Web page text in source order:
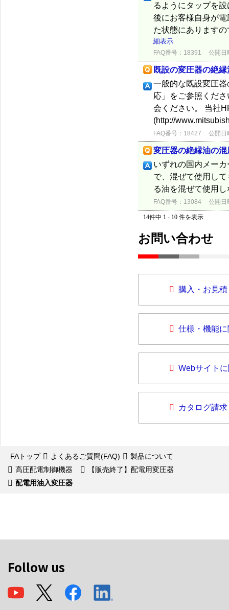
るようにタップを
後にお客様自身が
た状態にあります
細表示
FAQ番号：18391 公開日
既設の変圧器の絶
一般的な既設変圧
応」をご参照くだ
会ください。 当社
(http://
FAQ番号：18427 公開日
変圧器の絶縁油の
いずれの国内メー
で、混ぜて使用し
る油を混ぜて使用
FAQ番号：13084 公開日
14件中 1 - 10 件を表示
お問い合わせ
購入・お見
仕様・機能
Webサイト
カタログ請求
FAトップ よくあるご質問(FAQ)
製品について
高圧配電制御機器
【販売終了】配電用変圧器
配電用油入変圧器
Follow us